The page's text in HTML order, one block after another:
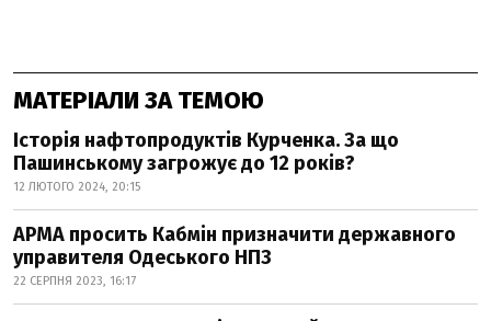
МАТЕРІАЛИ ЗА ТЕМОЮ
Історія нафтопродуктів Курченка. За що
Пашинському загрожує до 12 років?
12 ЛЮТОГО 2024, 20:15
АРМА просить Кабмін призначити державного
управителя Одеського НПЗ
22 СЕРПНЯ 2023, 16:17